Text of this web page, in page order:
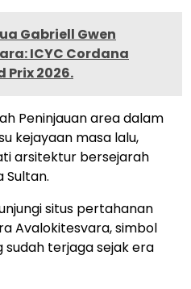
Gabriell Gwen
ICYC Cordana
Prix 2026.
Peninjauan area dalam
kejayaan masa lalu,
arsitektur bersejarah
situs pertahanan
Avalokitesvara, simbol
terjaga sejak era